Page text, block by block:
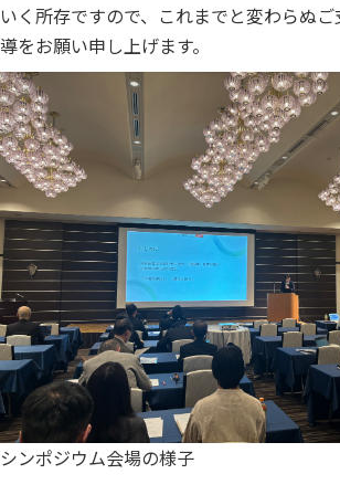
いく所存ですので、これまでと変わらぬ
導をお願い申し上げます。
シンポジウム会場の様子